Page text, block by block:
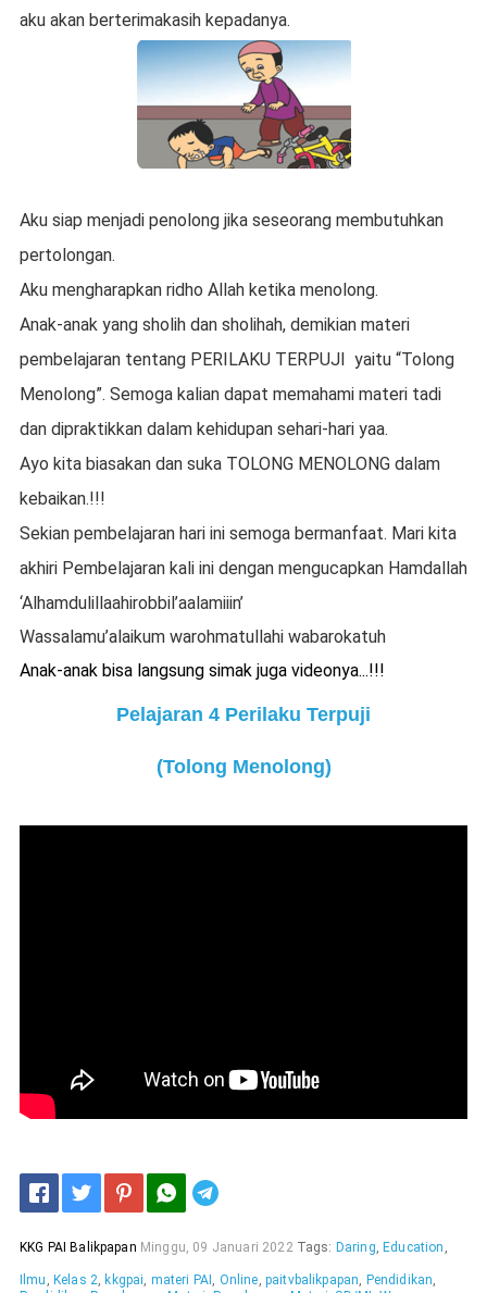
aku akan berterimakasih kepadanya.
Aku siap menjadi penolong jika seseorang membutuhkan
pertolongan.
Aku mengharapkan ridho Allah ketika menolong.
Anak-anak yang sholih dan sholihah, demikian materi
pembelajaran tentang PERILAKU TERPUJI yaitu “Tolong
Menolong”. Semoga kalian dapat memahami materi tadi
dan dipraktikkan dalam kehidupan sehari-hari yaa.
Ayo kita biasakan dan suka TOLONG MENOLONG dalam
kebaikan.!!!
Sekian pembelajaran hari ini semoga bermanfaat. Mari kita
akhiri Pembelajaran kali ini dengan mengucapkan Hamdallah
‘Alhamdulillaahirobbil’aalamiiin’
Wassalamu’alaikum warohmatullahi wabarokatuh
Anak-anak bisa langsung simak juga videonya...!!!
Pelajaran 4 Perilaku Terpuji
(Tolong Menolong)
KKG PAI Balikpapan Minggu, 09 Januari 2022 Tags: Daring, Education ,
Ilmu , Kelas 2, kkgpai, materi PAI , Online, paitvbalikpapan, Pendidikan,